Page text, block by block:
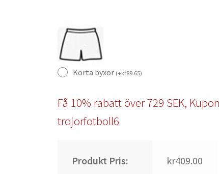
Korta byxor (+kr89.65)
Få 10% rabatt över 729 SEK,
trojorfotboll6
Produkt Pris: kr409.00